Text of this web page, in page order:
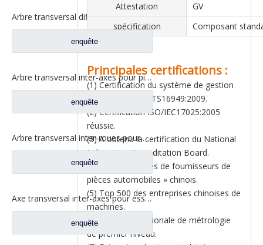
Arbre transversal différentiel pour pièces de camion Sinotruk HOWO / Styer 199014320091
enquête
Arbre transversal inter-axes pour pièces de rechange AZ9981320439 de camion Sinotruk Howo
enquête
Arbre transversal inter-roues pour pièces de rechange de camion Sinotruk HOWO AC16 AZ9981320031
enquête
Axe transversal inter-axes pour essieu Sinotruk Steyr/HOWO AC16 AZ9981320139
enquête
Attestation
GV
spécification
Composant
Principales certifications :
(1) Certification du système de gestion
de la qualité ISO/TS16949:2009.
(2) Certification ISO/IEC17025:2005
réussie.
(3) A obtenu la certification du National
Laboratory Accreditation Board.
(4) Les « centaines de fournisseurs de
pièces automobiles » chinois.
(5) Top 500 des entreprises chinoises de
machines.
(6) Entreprise nationale de métrologie
de premier niveau.